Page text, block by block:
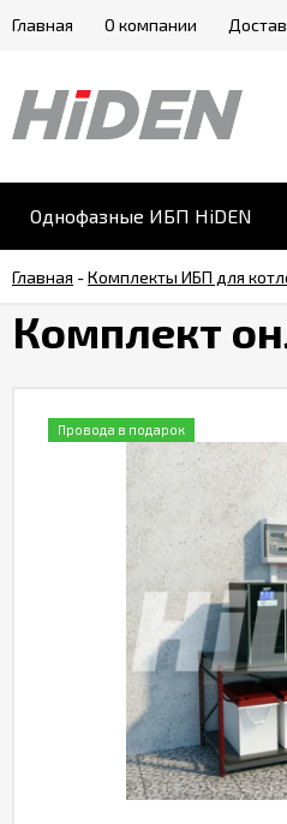
Главная О компании
Однофазные ИБП HiDEN
Главная -Комплекты ИБП для
Комплект
Провода в подарок